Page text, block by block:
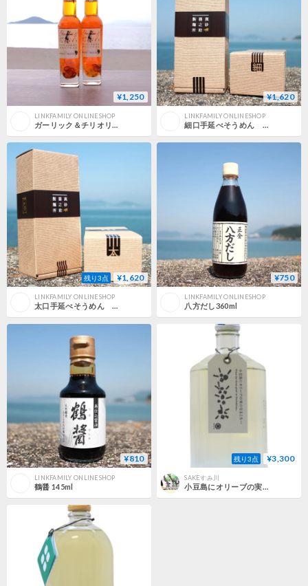
¥1,250
LINKFAMILY ONLINESHOP
ガーリック＆チリオリーブオイル83g
¥1,620
LINKFAMILY ONLINESHOP
細口手延べそうめん 1kg
残り3点 ¥1,620
LINKFAMILY ONLINESHOP
太口手延べそうめん 1kg
¥750
LINKFAMILY ONLINESHOP
八方だし360ml
¥810
LINKFAMILY ONLINESHOP
鶴醤 145ml
残り3点 ¥3,300
SAKEすみ川
小豆島にオリーブの実のなるころ・・・／ Shodoshima ni Olive no Mi no Narukoro・・・（720ml・化粧箱付）